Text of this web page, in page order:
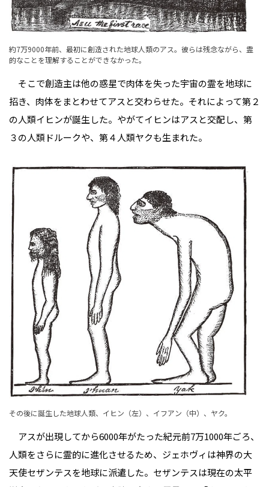
約7万9000年前、最初に創造された地球人類のアス。彼らは残念ながら、霊
的なことを理解することができなかった。
そこで創造主は他の惑星で肉体を失った宇宙の霊を地球に
招き、肉体をまとわせてアスと交わらせた。それによって第２
の人類イヒンが誕生した。やがてイヒンはアスと交配し、第
３の人類ドルークや、第４人類ヤクも生まれた。
その後に誕生した地球人類、イヒン（左）、イフアン（中）、ヤク。
アスが出現してから6000年がたった紀元前7万1000年ごろ、
人類をさらに霊的に進化させるため、ジェホヴィは神界の大
天使セザンテスを地球に派遣した。セザンテスは現在の太平